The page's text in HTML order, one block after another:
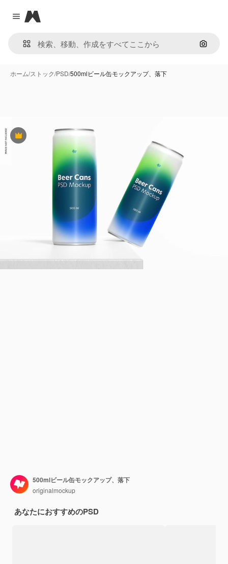
Close menu
Magnific
画像で
ホーム/ストック/PSD/500mlビール缶モックアップ、落下
Premium
500mlビール缶モックアップ、落下
originalmockup
あなたにおすすめのPSD